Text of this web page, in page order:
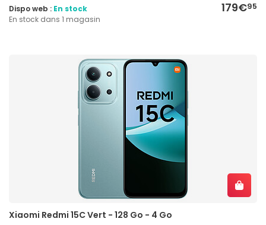
179€95
Dispo web : En stock
En stock dans 1 magasin
Xiaomi Redmi 15C Vert - 128 Go - 4 Go